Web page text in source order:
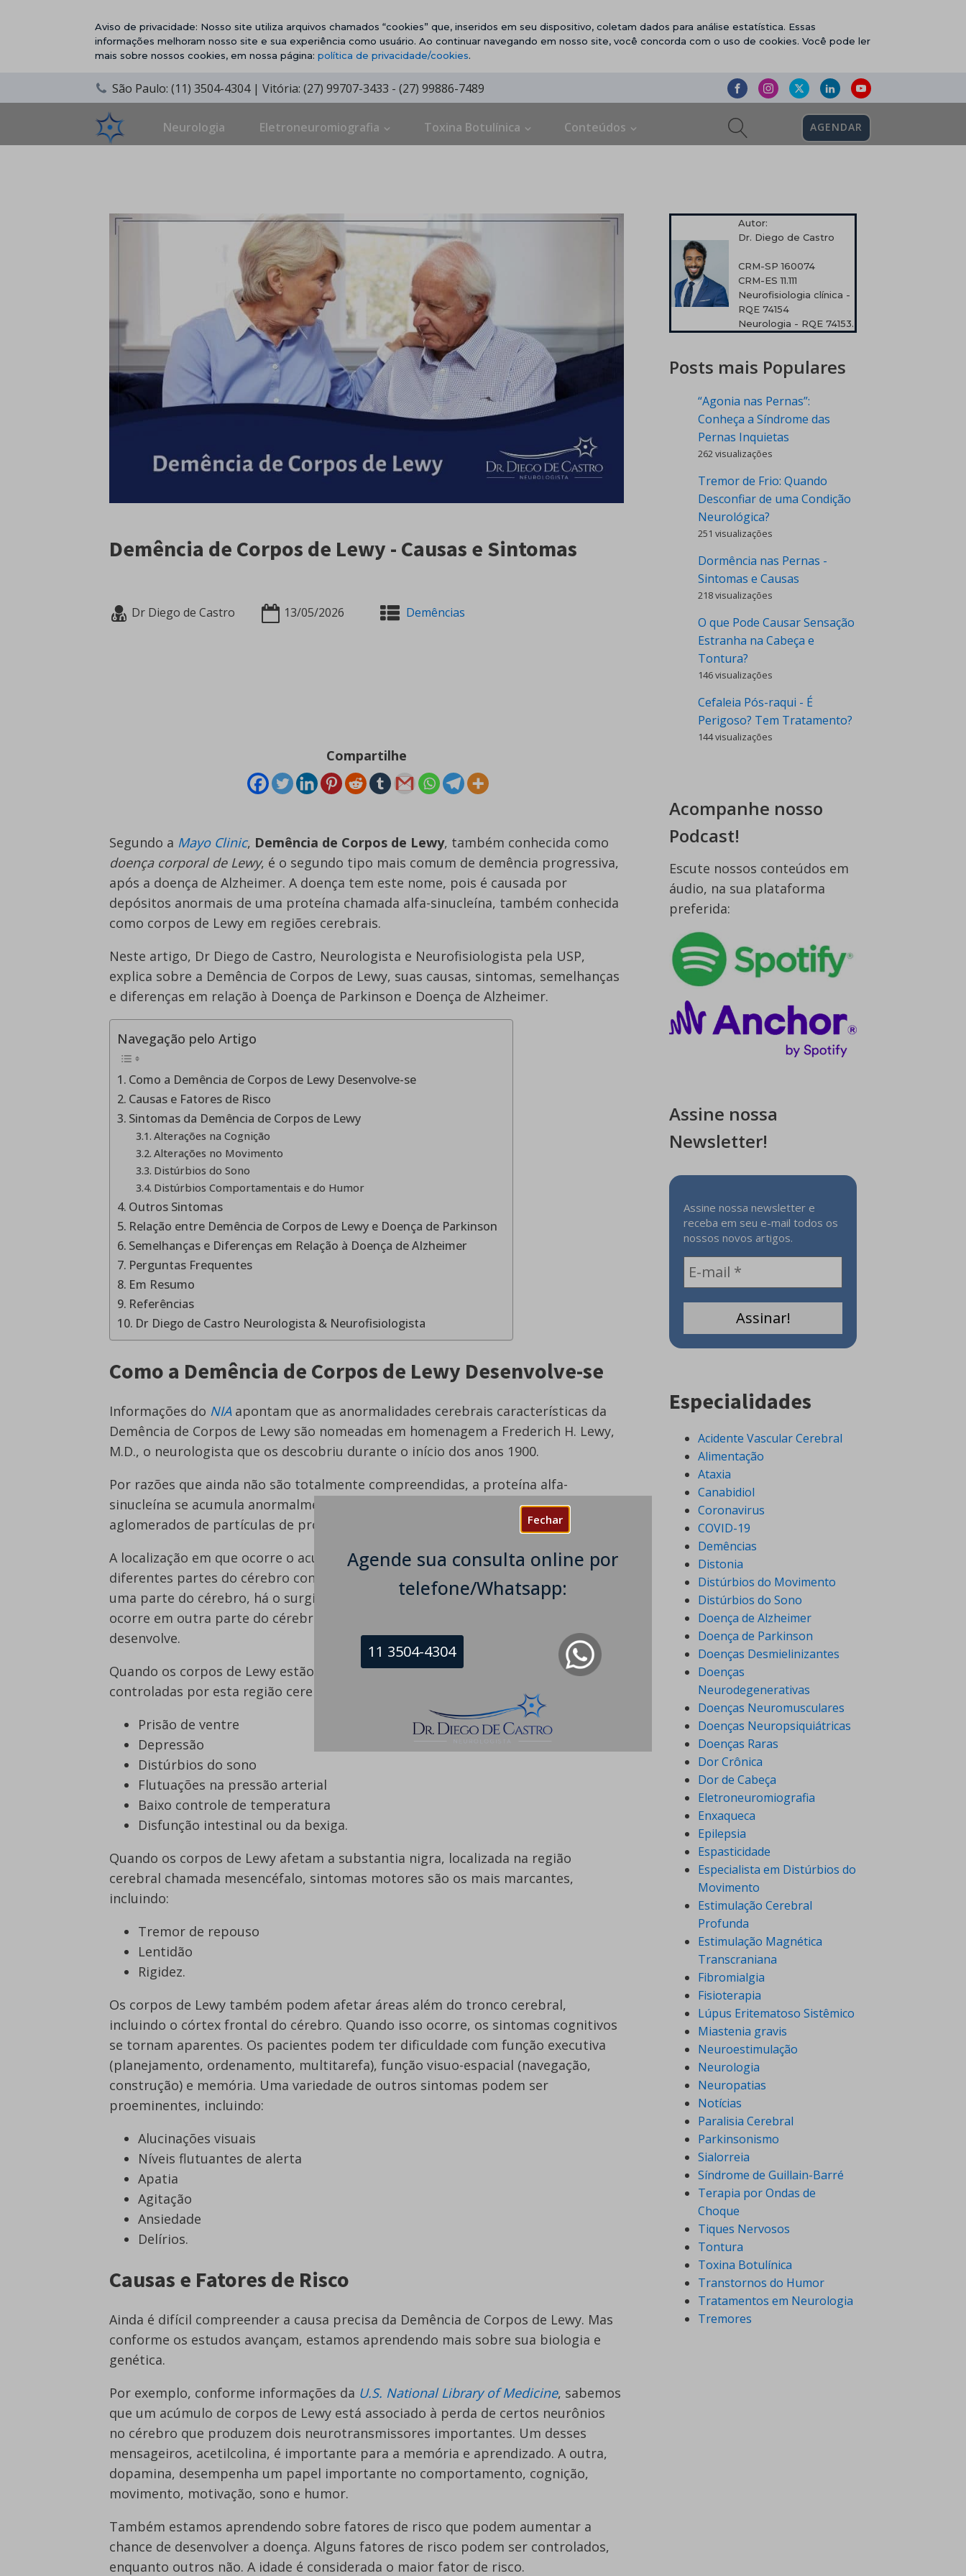
Fechar
Agende sua consulta online por
telefone/Whatsapp:
11 3504-4304
Aviso de privacidade: Nosso site utiliza arquivos chamados “cookies” que, inseridos em seu dispositivo, coletam dados para análise estatística. Essas
informações melhoram nosso site e sua experiência como usuário. Ao continuar navegando em nosso site, você concorda com o uso de cookies. Você pode ler
mais sobre nossos cookies, em nossa página: política de privacidade/cookies.
São Paulo: (11) 3504-4304 | Vitória: (27) 99707-3433 - (27) 99886-7489
Neurologia Eletroneuromiografia Toxina Botulínica Conteúdos AGENDAR
Demência de Corpos de Lewy - Causas e Sintomas
Dr Diego de Castro 13/05/2026 Demências
Compartilhe
Segundo a Mayo Clinic, Demência de Corpos de Lewy, também conhecida como
doença corporal de Lewy, é o segundo tipo mais comum de demência progressiva,
após a doença de Alzheimer. A doença tem este nome, pois é causada por
depósitos anormais de uma proteína chamada alfa-sinucleína, também conhecida
como corpos de Lewy em regiões cerebrais.
Neste artigo, Dr Diego de Castro, Neurologista e Neurofisiologista pela USP,
explica sobre a Demência de Corpos de Lewy, suas causas, sintomas, semelhanças
e diferenças em relação à Doença de Parkinson e Doença de Alzheimer.
Navegação pelo Artigo
Como a Demência de Corpos de Lewy Desenvolve-se
Causas e Fatores de Risco
Sintomas da Demência de Corpos de Lewy
Alterações na Cognição
Alterações no Movimento
Distúrbios do Sono
Distúrbios Comportamentais e do Humor
Outros Sintomas
Relação entre Demência de Corpos de Lewy e Doença de Parkinson
Semelhanças e Diferenças em Relação à Doença de Alzheimer
Perguntas Frequentes
Em Resumo
Referências
Dr Diego de Castro Neurologista & Neurofisiologista
Como a Demência de Corpos de Lewy Desenvolve-se
Informações do NIAapontam que as anormalidades cerebrais características da
Demência de Corpos de Lewy são nomeadas em homenagem a Frederich H. Lewy,
M.D., o neurologista que os descobriu durante o início dos anos 1900.
Por razões que ainda não são totalmente compreendidas, a proteína alfa-
sinucleína se acumula anormalmente no cérebro em aglomerados. São estes
aglomerados de partículas de proteínas que chamamos corpos de Lewy.
A localização em que ocorre o acúmulo da alfa-sinucleína faz diferença. Como
diferentes partes do cérebro controlam diferentes funções, quando ocorre em
uma parte do cérebro, há o surgimento de um conjunto de sintomas. Quando
ocorre em outra parte do cérebro, é um conjunto diferente de sintomas que se
desenvolve.
Quando os corpos de Lewy estão presentes no tronco cerebral, funções corporais
controladas por esta região cerebral serão afetadas, causando sintomas como:
Prisão de ventre
Depressão
Distúrbios do sono
Flutuações na pressão arterial
Baixo controle de temperatura
Disfunção intestinal ou da bexiga.
Quando os corpos de Lewy afetam a substantia nigra, localizada na região
cerebral chamada mesencéfalo, sintomas motores são os mais marcantes,
incluindo:
Tremor de repouso
Lentidão
Rigidez.
Os corpos de Lewy também podem afetar áreas além do tronco cerebral,
incluindo o córtex frontal do cérebro. Quando isso ocorre, os sintomas cognitivos
se tornam aparentes. Os pacientes podem ter dificuldade com função executiva
(planejamento, ordenamento, multitarefa), função visuo-espacial (navegação,
construção) e memória. Uma variedade de outros sintomas podem ser
proeminentes, incluindo:
Alucinações visuais
Níveis flutuantes de alerta
Apatia
Agitação
Ansiedade
Delírios.
Causas e Fatores de Risco
Ainda é difícil compreender a causa precisa da Demência de Corpos de Lewy. Mas
conforme os estudos avançam, estamos aprendendo mais sobre sua biologia e
genética.
Por exemplo, conforme informações da U.S. National Library of Medicine, sabemos
que um acúmulo de corpos de Lewy está associado à perda de certos neurônios
no cérebro que produzem dois neurotransmissores importantes. Um desses
mensageiros, acetilcolina, é importante para a memória e aprendizado. A outra,
dopamina, desempenha um papel importante no comportamento, cognição,
movimento, motivação, sono e humor.
Também estamos aprendendo sobre fatores de risco que podem aumentar a
chance de desenvolver a doença. Alguns fatores de risco podem ser controlados,
enquanto outros não. A idade é considerada o maior fator de risco.
Autor:
Dr. Diego de Castro
CRM-SP 160074
CRM-ES 11.111
Neurofisiologia clínica -
RQE 74154
Neurologia - RQE 74153.
Posts mais Populares
“Agonia nas Pernas”:
Conheça a Síndrome das
Pernas Inquietas
262 visualizações
Tremor de Frio: Quando
Desconfiar de uma Condição
Neurológica?
251 visualizações
Dormência nas Pernas -
Sintomas e Causas
218 visualizações
O que Pode Causar Sensação
Estranha na Cabeça e
Tontura?
146 visualizações
Cefaleia Pós-raqui - É
Perigoso? Tem Tratamento?
144 visualizações
Acompanhe nosso
Podcast!
Escute nossos conteúdos em
áudio, na sua plataforma
preferida:
Assine nossa
Newsletter!
Assine nossa newsletter e
receba em seu e-mail todos os
nossos novos artigos.
Especialidades
Acidente Vascular Cerebral
Alimentação
Ataxia
Canabidiol
Coronavirus
COVID-19
Demências
Distonia
Distúrbios do Movimento
Distúrbios do Sono
Doença de Alzheimer
Doença de Parkinson
Doenças Desmielinizantes
Doenças
Neurodegenerativas
Doenças Neuromusculares
Doenças Neuropsiquiátricas
Doenças Raras
Dor Crônica
Dor de Cabeça
Eletroneuromiografia
Enxaqueca
Epilepsia
Espasticidade
Especialista em Distúrbios do
Movimento
Estimulação Cerebral
Profunda
Estimulação Magnética
Transcraniana
Fibromialgia
Fisioterapia
Lúpus Eritematoso Sistêmico
Miastenia gravis
Neuroestimulação
Neurologia
Neuropatias
Notícias
Paralisia Cerebral
Parkinsonismo
Sialorreia
Síndrome de Guillain-Barré
Terapia por Ondas de
Choque
Tiques Nervosos
Tontura
Toxina Botulínica
Transtornos do Humor
Tratamentos em Neurologia
Tremores